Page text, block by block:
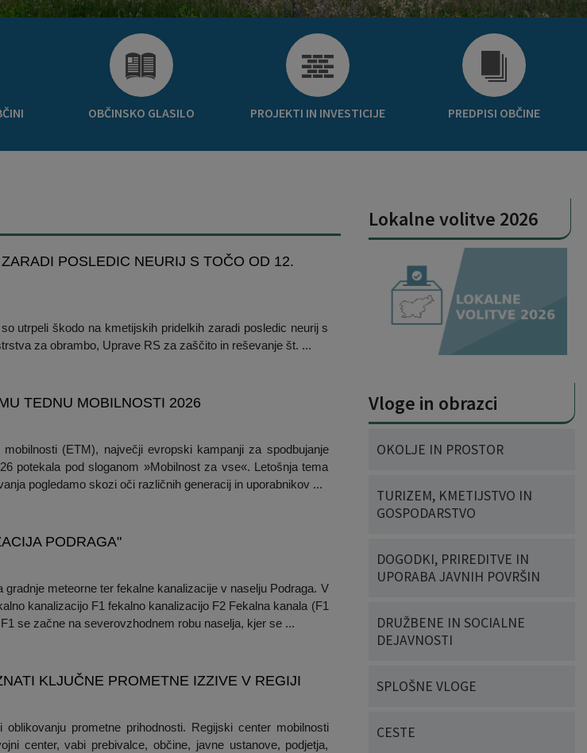
OBČINSKO GLASILO PROJEKTI IN INVESTICIJE PREDPISI OBČINE
POSLEDIC NEURIJ S TOČO OD 12.
utrpeli škodo na kmetijskih pridelkih zaradi posledic neurij s
za obrambo, Uprave RS za zaščito in reševanje št. ...
TEDNU MOBILNOSTI 2026
(ETM), največji evropski kampanji za spodbujanje
potekala pod sloganom »Mobilnost za vse«. Letošnja tema
pogledamo skozi oči različnih generacij in uporabnikov ...
PODRAGA"
meteorne ter fekalne kanalizacije v naselju Podraga. V
kanalizacijo F1 fekalno kanalizacijo F2 Fekalna kanala (F1
se začne na severovzhodnem robu naselja, kjer se ...
KLJUČNE PROMETNE IZZIVE V REGIJI
prometne prihodnosti. Regijski center mobilnosti
center, vabi prebivalce, občine, javne ustanove, podjetja,
Lokalne volitve 2026
Vloge in obrazci
OKOLJE IN PROSTOR
TURIZEM, KMETIJSTVO IN
GOSPODARSTVO
DOGODKI, PRIREDITVE IN
UPORABA JAVNIH POVRŠIN
DRUŽBENE IN SOCIALNE
DEJAVNOSTI
SPLOŠNE VLOGE
CESTE